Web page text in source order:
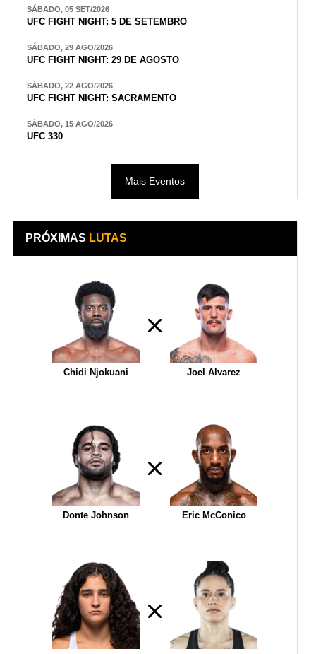
SÁBADO, 05 SET/2026
UFC FIGHT NIGHT: 5 DE SETEMBRO
SÁBADO, 29 AGO/2026
UFC FIGHT NIGHT: 29 DE AGOSTO
SÁBADO, 22 AGO/2026
UFC FIGHT NIGHT: SACRAMENTO
SÁBADO, 15 AGO/2026
UFC 330
Mais Eventos
PRÓXIMAS LUTAS
Chidi Njokuani Joel Alvarez
Donte Johnson Eric McConico